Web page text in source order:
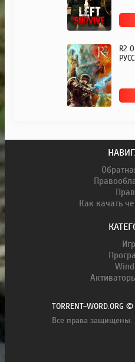
R2
Как качать
TORRENT-WORD.ORG
Все права защищены.